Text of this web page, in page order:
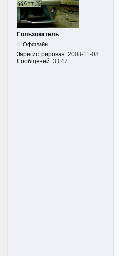
Пользователь
Оффлайн
Зарегистрирован: 2008-11-08
Сообщений: 3,047